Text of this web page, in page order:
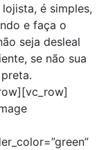
é simples,
e faça o
seja desleal
se não sua